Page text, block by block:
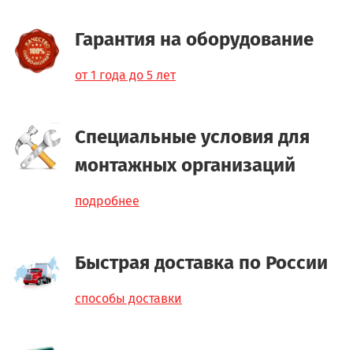
Гарантия на оборудование
от 1 года до 5 лет
Специальные условия для
монтажных организаций
подробнее
Быстрая доставка по России
способы доставки